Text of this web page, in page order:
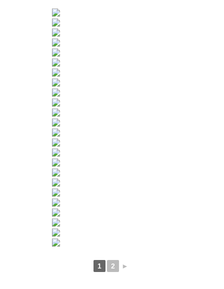
1 2 ►